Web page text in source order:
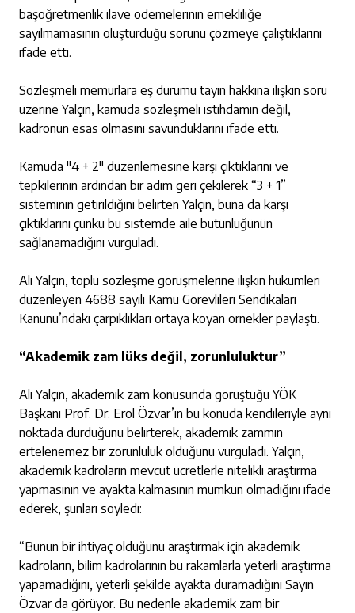
başöğretmenlik ilave ödemelerinin emekliliğe
sayılmamasının oluşturduğu sorunu çözmeye çalıştıklarını
ifade etti.
Sözleşmeli memurlara eş durumu tayin hakkına ilişkin soru
üzerine Yalçın, kamuda sözleşmeli istihdamın değil,
kadronun esas olmasını savunduklarını ifade etti.
Kamuda "4 + 2" düzenlemesine karşı çıktıklarını ve
tepkilerinin ardından bir adım geri çekilerek “3 + 1”
sisteminin getirildiğini belirten Yalçın, buna da karşı
çıktıklarını çünkü bu sistemde aile bütünlüğünün
sağlanamadığını vurguladı.
Ali Yalçın, toplu sözleşme görüşmelerine ilişkin hükümleri
düzenleyen 4688 sayılı Kamu Görevlileri Sendikaları
Kanunu’ndaki çarpıklıkları ortaya koyan örnekler paylaştı.
“Akademik zam lüks değil, zorunluluktur”
Ali Yalçın, akademik zam konusunda görüştüğü YÖK
Başkanı Prof. Dr. Erol Özvar’ın bu konuda kendileriyle aynı
noktada durduğunu belirterek, akademik zammın
ertelenemez bir zorunluluk olduğunu vurguladı. Yalçın,
akademik kadroların mevcut ücretlerle nitelikli araştırma
yapmasının ve ayakta kalmasının mümkün olmadığını ifade
ederek, şunları söyledi:
“Bunun bir ihtiyaç olduğunu araştırmak için akademik
kadroların, bilim kadrolarının bu rakamlarla yeterli araştırma
yapamadığını, yeterli şekilde ayakta duramadığını Sayın
Özvar da görüyor. Bu nedenle akademik zam bir